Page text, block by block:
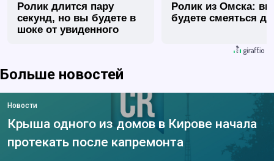
Ролик длится пару
секунд, но вы будете в
шоке от увиденного
Ролик из Омска: вы
будете смеяться
Больше новостей
Новости
Крыша одного из домов в Кирове начала
протекать после капремонта